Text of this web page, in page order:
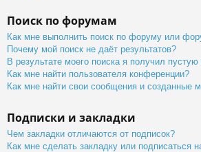
Поиск по форумам
Как мне выполнить поиск по форуму или
Почему мой поиск не даёт результатов?
В результате моего поиска я получил пустую
Как мне найти пользователя конференции?
Как мне найти свои сообщения и созданные
Подписки и закладки
Чем закладки отличаются от подписок?
Как мне сделать закладку или подписаться